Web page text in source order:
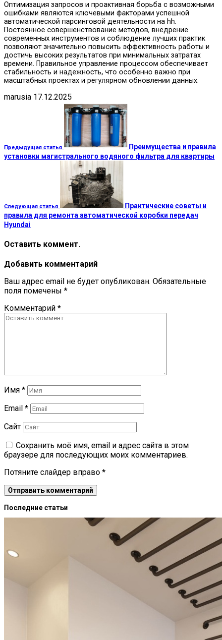
Оптимизация запросов и проактивная борьба с возможными
ошибками являются ключевыми факторами успешной
автоматической парсинговой деятельности на hh.
Постоянное совершенствование методов, внедрение
современных инструментов и соблюдение лучших практик
позволяют значительно повысить эффективность работы и
достичь высоких результатов при минимальных затратах
времени. Правильное управление процессом обеспечивает
стабильность и надежность, что особенно важно при
масштабных проектах и регулярном обновлении данных.
marusia 17.12.2025
Предыдущая статья
Преимущества и правила
установки магистрального водяного фильтра для квартиры
Следующая статья
Практические советы и
правила для ремонта автоматической коробки передач
Hyundai
Оставить коммент.
Добавить комментарий
Ваш адрес email не будет опубликован. Обязательные
поля помечены *
Комментарий *
Имя *
Email *
Сайт
Сохранить моё имя, email и адрес сайта в этом
браузере для последующих моих комментариев.
Потяните слайдер вправо *
Последние статьи